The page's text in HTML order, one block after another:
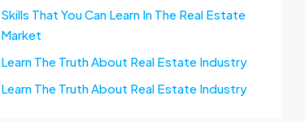
Skills That You Can Learn In The Real Estate
Market
Learn The Truth About Real Estate Industry
Learn The Truth About Real Estate Industry